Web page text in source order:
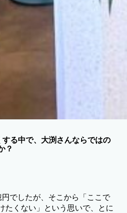
る中で、大渕さんならではの
？
でしたが、そこから「ここで
たくない」という思いで、とに